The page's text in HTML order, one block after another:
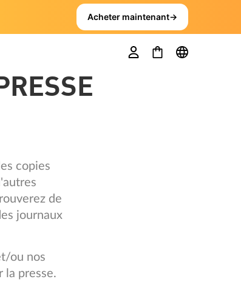
Acheter maintenant→
copies
de
journaux
ou nos
la presse.